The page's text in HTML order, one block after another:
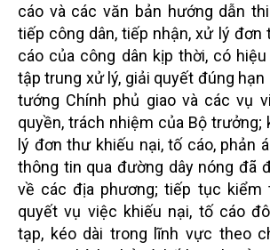
cáo và các văn bản hướng dẫn
tiếp công dân, tiếp nhận, xử lý đơn
cáo của công dân kịp thời, có
tập trung xử lý, giải quyết đúng
tướng Chính phủ giao và các vụ
quyền, trách nhiệm của Bộ trưởng;
lý đơn thư khiếu nại, tố cáo, phản
thông tin qua đường dây nóng đã
về các địa phương; tiếp tục kiểm
quyết vụ việc khiếu nại, tố cáo
tạp, kéo dài trong lĩnh vực theo